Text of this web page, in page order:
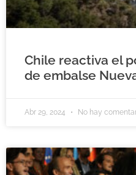
Chile reactiva el
de embalse
Abr 29, 2024 No hay